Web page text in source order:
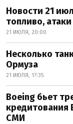
Новости 21
топливо,
21 ИЮЛЯ, 20:00
Несколько
Ормуза
21 ИЮЛЯ, 17:35
Boeing бьет
кредитования
СМИ